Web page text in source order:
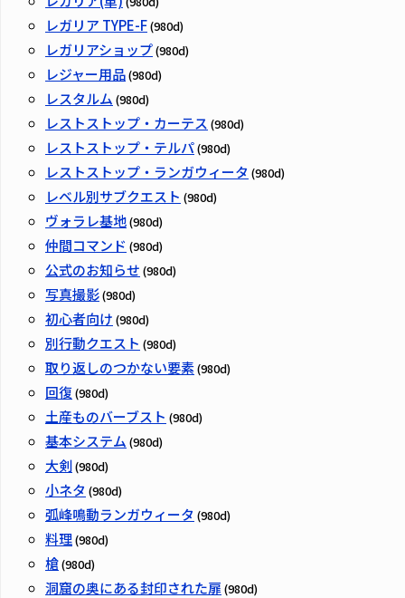
レガリア TYPE-F(980d)
レガリアショップ(980d)
レジャー用品(980d)
レスタルム (980d)
レストストップ・カーテス (980d)
レストストップ・テルパ(980d)
レストストップ・ランガウィータ (980d)
レベル別サブクエスト (980d)
ヴォラレ基地(980d)
仲間コマンド (980d)
公式のお知らせ (980d)
写真撮影(980d)
初心者向け (980d)
別行動クエスト (980d)
取り返しのつかない要素(980d)
回復 (980d)
土産ものバーブスト (980d)
基本システム (980d)
大剣(980d)
小ネタ (980d)
弧峰鳴動ランガウィータ (980d)
料理(980d)
槍(980d)
洞窟の奥にある封印された扉 (980d)